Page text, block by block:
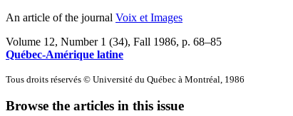
An article of the journal Voix et Images
Volume 12, Number 1 (34), Fall 1986, p. 68–85
Québec-Amérique latine
Tous droits réservés © Université du Québec à Montréal, 1986
Browse the articles in this issue